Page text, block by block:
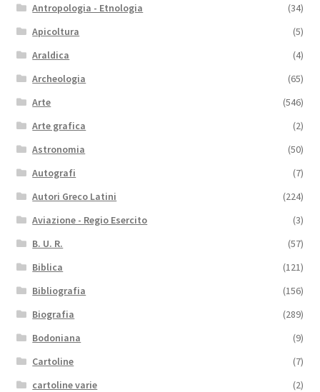
Antropologia - Etnologia
(34)
Apicoltura
(5)
Araldica
(4)
Archeologia
(65)
Arte
(546)
Arte grafica
(2)
Astronomia
(50)
Autografi
(7)
Autori Greco Latini
(224)
Aviazione - Regio Esercito
(3)
B. U. R.
(57)
Biblica
(121)
Bibliografia
(156)
Biografia
(289)
Bodoniana
(9)
Cartoline
(7)
cartoline varie
(2)